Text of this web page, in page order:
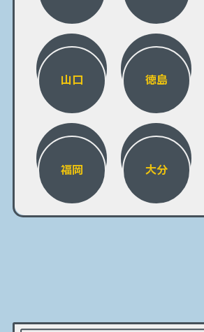
山口 徳島
福岡 大分